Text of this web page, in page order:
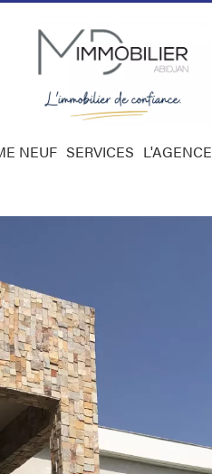
NEUF SERVICES L'AGENCE